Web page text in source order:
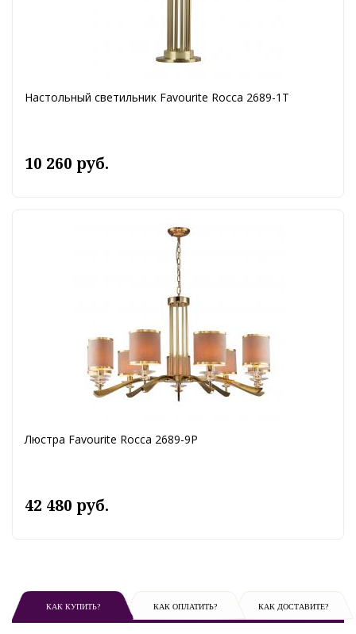
Настольный светильник Favourite Rocca 2689-1T
10 260 руб.
Люстра Favourite Rocca 2689-9P
42 480 руб.
КАК КУПИТЬ? КАК ОПЛАТИТЬ? КАК ДОСТАВИТЕ?